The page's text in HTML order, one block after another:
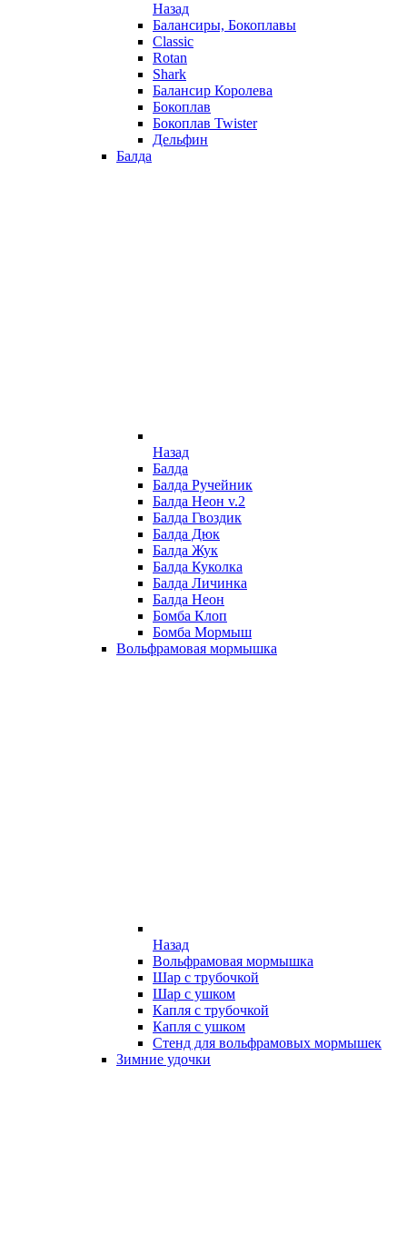
Назад
Балансиры, Бокоплавы
Classic
Rotan
Shark
Балансир Королева
Бокоплав
Бокоплав Twister
Дельфин
Балда
Назад
Балда
Балда Ручейник
Балда Неон v.2
Балда Гвоздик
Балда Дюк
Балда Жук
Балда Куколка
Балда Личинка
Балда Неон
Бомба Клоп
Бомба Мормыш
Вольфрамовая мормышка
Назад
Вольфрамовая мормышка
Шар с трубочкой
Шар с ушком
Капля с трубочкой
Капля с ушком
Стенд для вольфрамовых мормышек
Зимние удочки